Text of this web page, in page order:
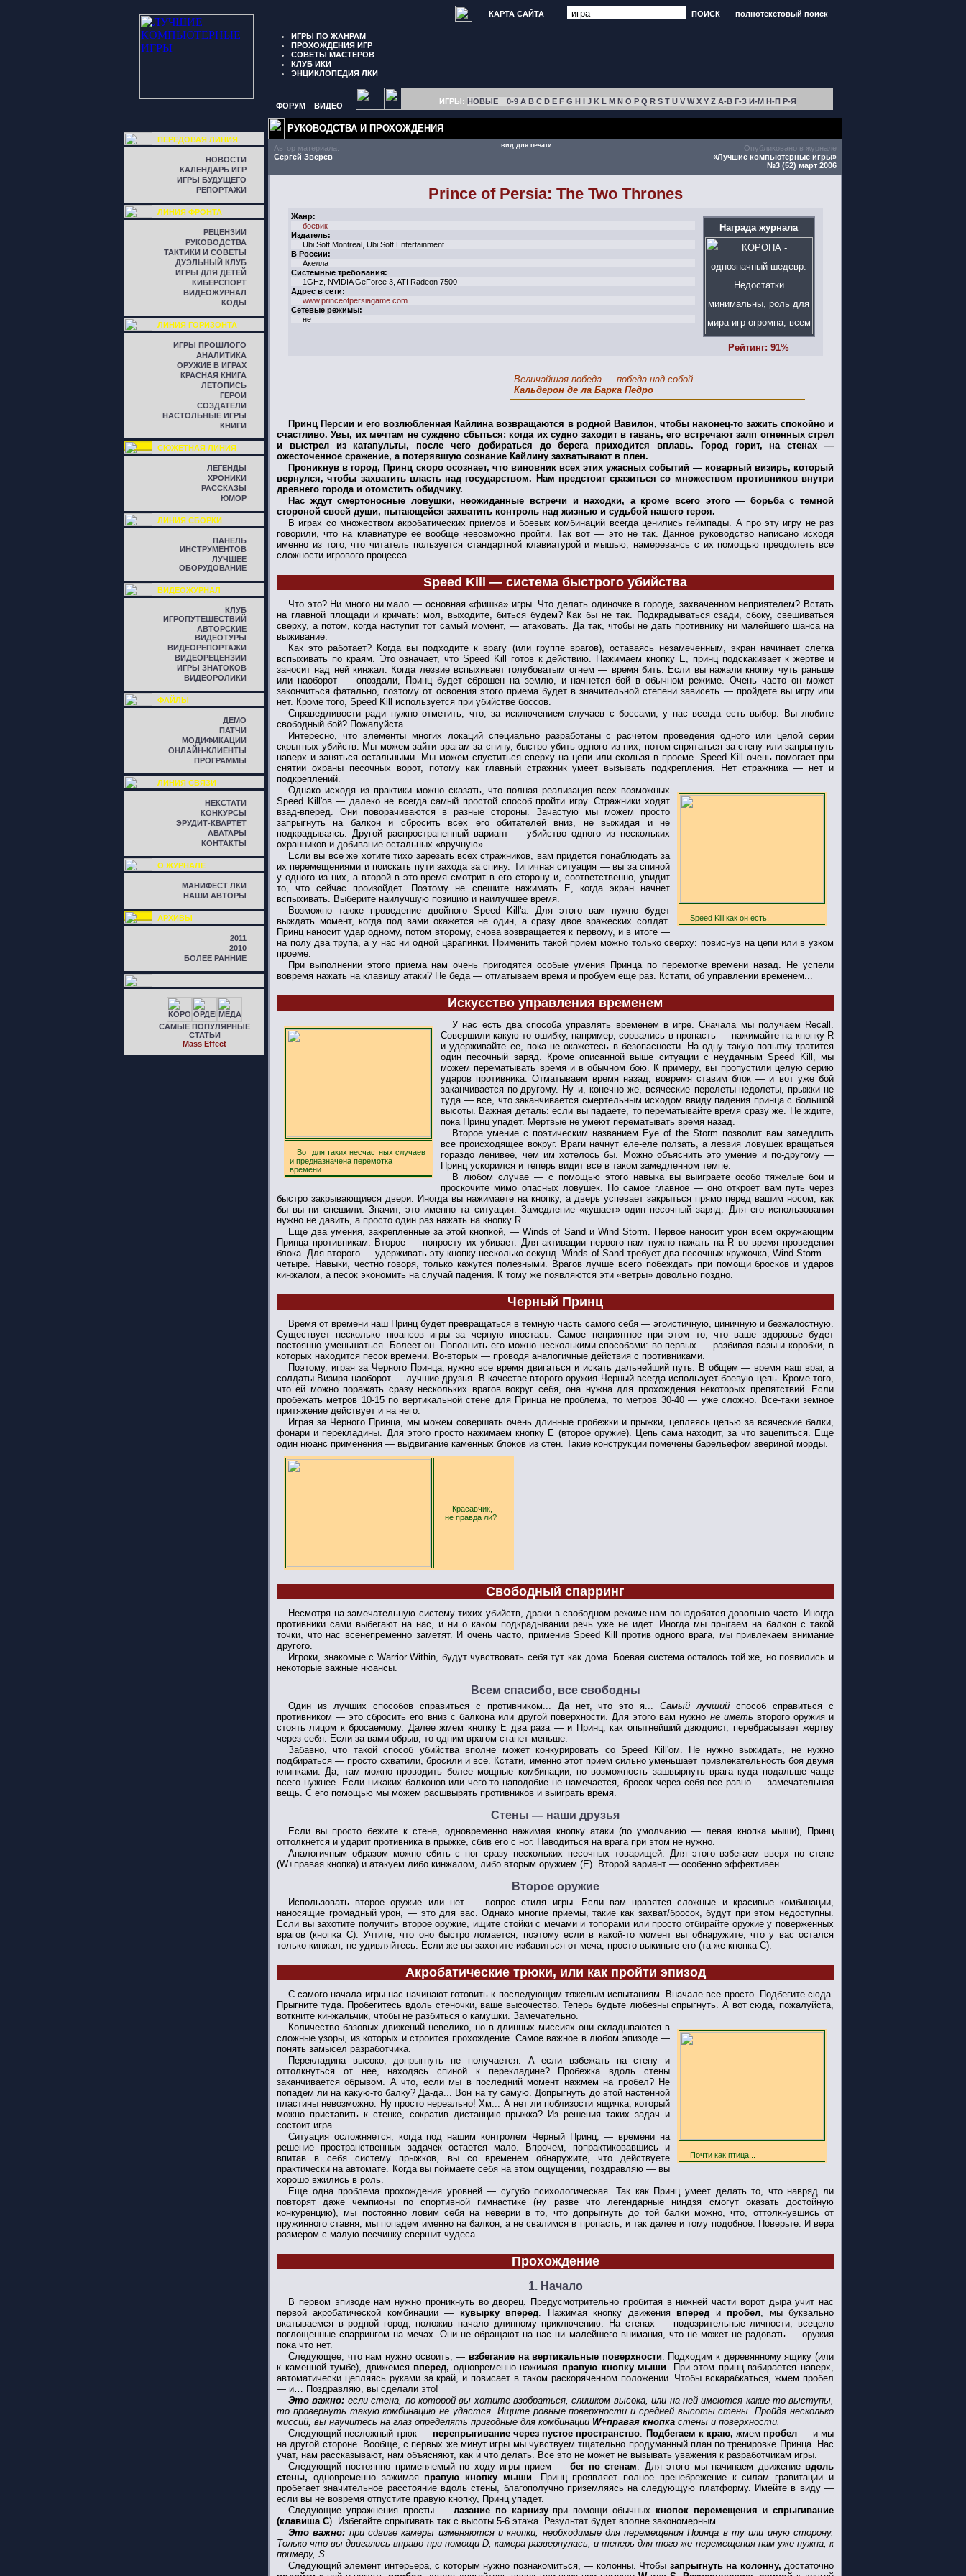
КАРТА САЙТА ПОИСК полнотекстовый поиск
ИГРЫ ПО ЖАНРАМ
ПРОХОЖДЕНИЯ ИГР
СОВЕТЫ МАСТЕРОВ
КЛУБ ИКИ
ЭНЦИКЛОПЕДИЯ ЛКИ
ФОРУМ ВИДЕО ИГРЫ: НОВЫЕ 0-9 A B C D E F G H I J K L M N O P Q R S T U V W X Y Z А-В Г-З И-М Н-П Р-Я
ПЕРЕДОВАЯ ЛИНИЯ
НОВОСТИ
КАЛЕНДАРЬ ИГР
ИГРЫ БУДУЩЕГО
РЕПОРТАЖИ
ЛИНИЯ ФРОНТА
РЕЦЕНЗИИ
РУКОВОДСТВА
ТАКТИКИ И СОВЕТЫ
ДУЭЛЬНЫЙ КЛУБ
ИГРЫ ДЛЯ ДЕТЕЙ
КИБЕРСПОРТ
ВИДЕОЖУРНАЛ
КОДЫ
ЛИНИЯ ГОРИЗОНТА
ИГРЫ ПРОШЛОГО
АНАЛИТИКА
ОРУЖИЕ В ИГРАХ
КРАСНАЯ КНИГА
ЛЕТОПИСЬ
ГЕРОИ
СОЗДАТЕЛИ
НАСТОЛЬНЫЕ ИГРЫ
КНИГИ
СЮЖЕТНАЯ ЛИНИЯ
ЛЕГЕНДЫ
ХРОНИКИ
РАССКАЗЫ
ЮМОР
ЛИНИЯ СБОРКИ
ПАНЕЛЬ
ИНСТРУМЕНТОВ
ЛУЧШЕЕ
ОБОРУДОВАНИЕ
ВИДЕОЖУРНАЛ
КЛУБ
ИГРОПУТЕШЕСТВИЙ
АВТОРСКИЕ
ВИДЕОТУРЫ
ВИДЕОРЕПОРТАЖИ
ВИДЕОРЕЦЕНЗИИ
ИГРЫ ЗНАТОКОВ
ВИДЕОРОЛИКИ
ФАЙЛЫ
ДЕМО
ПАТЧИ
МОДИФИКАЦИИ
ОНЛАЙН-КЛИЕНТЫ
ПРОГРАММЫ
ЛИНИЯ СВЯЗИ
НЕКСТАТИ
КОНКУРСЫ
ЭРУДИТ-КВАРТЕТ
АВАТАРЫ
КОНТАКТЫ
О ЖУРНАЛЕ
МАНИФЕСТ ЛКИ
НАШИ АВТОРЫ
АРХИВЫ
2011
2010
БОЛЕЕ РАННИЕ
САМЫЕ ПОПУЛЯРНЫЕ
СТАТЬИ
Mass Effect
РУКОВОДСТВА И ПРОХОЖДЕНИЯ
Автор материала:
Сергей Зверев
Опубликовано в журнале
«Лучшие компьютерные игры»
№3 (52) март 2006
вид для печати
Prince of Persia: The Two Thrones
Жанр:
боевик
Издатель:
Ubi Soft Montreal, Ubi Soft Entertainment
В России:
Акелла
Системные требования:
1GHz, NVIDIA GeForce 3, ATI Radeon 7500
Адрес в сети:
www.princeofpersiagame.com
Сетевые режимы:
нет
Награда журнала
Рейтинг: 91%
Величайшая победа — победа над собой.
Кальдерон де ла Барка Педро
Принц Персии и его возлюбленная Кайлина возвращаются в родной Вавилон, чтобы наконец-то зажить спокойно и
счастливо. Увы, их мечтам не суждено сбыться: когда их судно заходит в гавань, его встречают залп огненных стрел
и выстрел из катапульты, после чего добираться до берега приходится вплавь. Город горит, на стенах —
ожесточенное сражение, а потерявшую сознание Кайлину захватывают в плен.
Проникнув в город, Принц скоро осознает, что виновник всех этих ужасных событий — коварный визирь, который
вернулся, чтобы захватить власть над государством. Нам предстоит сразиться со множеством противников внутри
древнего города и отомстить обидчику.
Нас ждут смертоносные ловушки, неожиданные встречи и находки, а кроме всего этого — борьба с темной
стороной своей души, пытающейся захватить контроль над жизнью и судьбой нашего героя.
В играх со множеством акробатических приемов и боевых комбинаций всегда ценились геймпады. А про эту игру не раз
говорили, что на клавиатуре ее вообще невозможно пройти. Так вот — это не так. Данное руководство написано исходя
именно из того, что читатель пользуется стандартной клавиатурой и мышью, намереваясь с их помощью преодолеть все
сложности игрового процесса.
Speed Kill — система быстрого убийства
Что это? Ни много ни мало — основная «фишка» игры. Что делать одиночке в городе, захваченном неприятелем? Встать
на главной площади и кричать: мол, выходите, биться будем? Как бы не так. Подкрадываться сзади, сбоку, свешиваться
сверху, а потом, когда наступит тот самый момент, — атаковать. Да так, чтобы не дать противнику ни малейшего шанса на
выживание.
Как это работает? Когда вы подходите к врагу (или группе врагов), оставаясь незамеченным, экран начинает слегка
вспыхивать по краям. Это означает, что Speed Kill готов к действию. Нажимаем кнопку E, принц подскакивает к жертве и
заносит над ней кинжал. Когда лезвие вспыхивает голубоватым огнем — время бить. Если вы нажали кнопку чуть раньше
или наоборот — опоздали, Принц будет сброшен на землю, и начнется бой в обычном режиме. Очень часто он может
закончиться фатально, поэтому от освоения этого приема будет в значительной степени зависеть — пройдете вы игру или
нет. Кроме того, Speed Kill используется при убийстве боссов.
Справедливости ради нужно отметить, что, за исключением случаев с боссами, у нас всегда есть выбор. Вы любите
свободный бой? Пожалуйста.
Интересно, что элементы многих локаций специально разработаны с расчетом проведения одного или целой серии
скрытных убийств. Мы можем зайти врагам за спину, быстро убить одного из них, потом спрятаться за стену или запрыгнуть
наверх и заняться остальными. Мы можем спуститься сверху на цепи или скользя в проеме. Speed Kill очень помогает при
снятии охраны песочных ворот, потому как главный стражник умеет вызывать подкрепления. Нет стражника — нет и
подкреплений.
Speed Kill как он есть.
Однако исходя из практики можно сказать, что полная реализация всех возможных
Speed Kill'ов — далеко не всегда самый простой способ пройти игру. Стражники ходят
взад-вперед. Они поворачиваются в разные стороны. Зачастую мы можем просто
запрыгнуть на балкон и сбросить всех его обитателей вниз, не выжидая и не
подкрадываясь. Другой распространенный вариант — убийство одного из нескольких
охранников и добивание остальных «вручную».
Если вы все же хотите тихо зарезать всех стражников, вам придется понаблюдать за
их перемещениями и поискать пути захода за спину. Типичная ситуация — вы за спиной
у одного из них, а второй в это время смотрит в его сторону и, соответственно, увидит
то, что сейчас произойдет. Поэтому не спешите нажимать E, когда экран начнет
вспыхивать. Выберите наилучшую позицию и наилучшее время.
Возможно также проведение двойного Speed Kill'a. Для этого вам нужно будет
выждать момент, когда под вами окажется не один, а сразу двое вражеских солдат.
Принц наносит удар одному, потом второму, снова возвращается к первому, и в итоге —
на полу два трупа, а у нас ни одной царапинки. Применить такой прием можно только сверху: повиснув на цепи или в узком
проеме.
При выполнении этого приема нам очень пригодятся особые умения Принца по перемотке времени назад. Не успели
вовремя нажать на клавишу атаки? Не беда — отматываем время и пробуем еще раз. Кстати, об управлении временем...
Искусство управления временем
Вот для таких несчастных случаев
и предназначена перемотка
времени.
У нас есть два способа управлять временем в игре. Сначала мы получаем Recall.
Совершили какую-то ошибку, например, сорвались в пропасть — нажимайте на кнопку R
и удерживайте ее, пока не окажетесь в безопасности. На одну такую попытку тратится
один песочный заряд. Кроме описанной выше ситуации с неудачным Speed Kill, мы
можем перематывать время и в обычном бою. К примеру, вы пропустили целую серию
ударов противника. Отматываем время назад, вовремя ставим блок — и вот уже бой
заканчивается по-другому. Ну и, конечно же, всяческие перелеты-недолеты, прыжки не
туда — все, что заканчивается смертельным исходом ввиду падения принца с большой
высоты. Важная деталь: если вы падаете, то перематывайте время сразу же. Не ждите,
пока Принц упадет. Мертвые не умеют перематывать время назад.
Второе умение с поэтическим названием Eye of the Storm позволит вам замедлить
все происходящее вокруг. Враги начнут еле-еле ползать, а лезвия ловушек вращаться
гораздо ленивее, чем им хотелось бы. Можно объяснить это умение и по-другому —
Принц ускорился и теперь видит все в таком замедленном темпе.
В любом случае — с помощью этого навыка вы выиграете особо тяжелые бои и
проскочите мимо опасных ловушек. Но самое главное — оно откроет вам путь через
быстро закрывающиеся двери. Иногда вы нажимаете на кнопку, а дверь успевает закрыться прямо перед вашим носом, как
бы вы ни спешили. Значит, это именно та ситуация. Замедление «кушает» один песочный заряд. Для его использования
нужно не давить, а просто один раз нажать на кнопку R.
Еще два умения, закрепленные за этой кнопкой, — Winds of Sand и Wind Storm. Первое наносит урон всем окружающим
Принца противникам. Второе — попросту их убивает. Для активации первого нам нужно нажать на R во время проведения
блока. Для второго — удерживать эту кнопку несколько секунд. Winds of Sand требует два песочных кружочка, Wind Storm —
четыре. Навыки, честно говоря, только кажутся полезными. Врагов лучше всего побеждать при помощи бросков и ударов
кинжалом, а песок экономить на случай падения. К тому же появляются эти «ветры» довольно поздно.
Черный Принц
Время от времени наш Принц будет превращаться в темную часть самого себя — эгоистичную, циничную и безжалостную.
Существует несколько нюансов игры за черную ипостась. Самое неприятное при этом то, что ваше здоровье будет
постоянно уменьшаться. Болеет он. Пополнить его можно несколькими способами: во-первых — разбивая вазы и коробки, в
которых находится песок времени. Во-вторых — проводя аналогичные действия с противниками.
Поэтому, играя за Черного Принца, нужно все время двигаться и искать дальнейший путь. В общем — время наш враг, а
солдаты Визиря наоборот — лучшие друзья. В качестве второго оружия Черный всегда использует боевую цепь. Кроме того,
что ей можно поражать сразу нескольких врагов вокруг себя, она нужна для прохождения некоторых препятствий. Если
пробежать метров 10-15 по вертикальной стене для Принца не проблема, то метров 30-40 — уже сложно. Все-таки земное
притяжение действует и на него.
Играя за Черного Принца, мы можем совершать очень длинные пробежки и прыжки, цепляясь цепью за всяческие балки,
фонари и перекладины. Для этого просто нажимаем кнопку E (второе оружие). Цепь сама находит, за что зацепиться. Еще
один нюанс применения — выдвигание каменных блоков из стен. Такие конструкции помечены барельефом звериной морды.
Красавчик,
не правда ли?
Свободный спарринг
Несмотря на замечательную систему тихих убийств, драки в свободном режиме нам понадобятся довольно часто. Иногда
противники сами выбегают на нас, и ни о каком подкрадывании речь уже не идет. Иногда мы прыгаем на балкон с такой
точки, что нас всенепременно заметят. И очень часто, применив Speed Kill против одного врага, мы привлекаем внимание
другого.
Игроки, знакомые с Warrior Within, будут чувствовать себя тут как дома. Боевая система осталось той же, но появились и
некоторые важные нюансы.
Всем спасибо, все свободны
Один из лучших способов справиться с противником... Да нет, что это я...Самый лучший способ справиться с
противником — это сбросить его вниз с балкона или другой поверхности. Для этого вам нужно не иметь второго оружия и
стоять лицом к бросаемому. Далее жмем кнопку E два раза — и Принц, как опытнейший дзюдоист, перебрасывает жертву
через себя. Если за вами обрыв, то одним врагом станет меньше.
Забавно, что такой способ убийства вполне может конкурировать со Speed Kill'ом. Не нужно выжидать, не нужно
подбираться — просто схватили, бросили и все. Кстати, именно этот прием сильно уменьшает привлекательность боя двумя
клинками. Да, там можно проводить более мощные комбинации, но возможность зашвырнуть врага куда подальше чаще
всего нужнее. Если никаких балконов или чего-то наподобие не намечается, бросок через себя все равно — замечательная
вещь. С его помощью мы можем расшвырять противников и выиграть время.
Стены — наши друзья
Если вы просто бежите к стене, одновременно нажимая кнопку атаки (по умолчанию — левая кнопка мыши), Принц
оттолкнется и ударит противника в прыжке, сбив его с ног. Наводиться на врага при этом не нужно.
Аналогичным образом можно сбить с ног сразу нескольких песочных товарищей. Для этого взбегаем вверх по стене
(W+правая кнопка) и атакуем либо кинжалом, либо вторым оружием (E). Второй вариант — особенно эффективен.
Второе оружие
Использовать второе оружие или нет — вопрос стиля игры. Если вам нравятся сложные и красивые комбинации,
наносящие громадный урон, — это для вас. Однако многие приемы, такие как захват/бросок, будут при этом недоступны.
Если вы захотите получить второе оружие, ищите стойки с мечами и топорами или просто отбирайте оружие у поверженных
врагов (кнопка С). Учтите, что оно быстро ломается, поэтому если в какой-то момент вы обнаружите, что у вас остался
только кинжал, не удивляйтесь. Если же вы захотите избавиться от меча, просто выкиньте его (та же кнопка С).
Акробатические трюки, или как пройти эпизод
С самого начала игры нас начинают готовить к последующим тяжелым испытаниям. Вначале все просто. Подбегите сюда.
Прыгните туда. Пробегитесь вдоль стеночки, ваше высочество. Теперь будьте любезны спрыгнуть. А вот сюда, пожалуйста,
воткните кинжальчик, чтобы не разбиться о камушки. Замечательно.
Почти как птица...
Количество базовых движений невелико, но в длинных миссиях они складываются в
сложные узоры, из которых и строится прохождение. Самое важное в любом эпизоде —
понять замысел разработчика.
Перекладина высоко, допрыгнуть не получается. А если взбежать на стену и
оттолкнуться от нее, находясь спиной к перекладине? Пробежка вдоль стены
заканчивается обрывом. А что, если мы в последний момент нажмем на пробел? Не
попадем ли на какую-то балку? Да-да... Вон на ту самую. Допрыгнуть до этой настенной
пластины невозможно. Ну просто нереально! Хм... А нет ли поблизости ящичка, который
можно приставить к стенке, сократив дистанцию прыжка? Из решения таких задач и
состоит игра.
Ситуация осложняется, когда под нашим контролем Черный Принц, — времени на
решение пространственных задачек остается мало. Впрочем, попрактиковавшись и
впитав в себя систему прыжков, вы со временем обнаружите, что действуете
практически на автомате. Когда вы поймаете себя на этом ощущении, поздравляю — вы
хорошо вжились в роль.
Еще одна проблема прохождения уровней — сугубо психологическая. Так как Принц умеет делать то, что навряд ли
повторят даже чемпионы по спортивной гимнастике (ну разве что легендарные ниндзя смогут оказать достойную
конкуренцию), мы постоянно ловим себя на неверии в то, что допрыгнуть до той балки можно, что, оттолкнувшись от
пружинного ставня, мы попадем именно на балкон, а не свалимся в пропасть, и так далее и тому подобное. Поверьте. И вера
размером с малую песчинку свершит чудеса.
Прохождение
1. Начало
В первом эпизоде нам нужно проникнуть во дворец. Предусмотрительно пробитая в нижней части ворот дыра учит нас
первой акробатической комбинации — кувырку вперед. Нажимая кнопку движения вперед и пробел, мы буквально
вкатываемся в родной город, положив начало длинному приключению. На стенах — подозрительные личности, всецело
поглощенные спаррингом на мечах. Они не обращают на нас ни малейшего внимания, что не может не радовать — оружия
пока что нет.
Следующее, что нам нужно освоить, — взбегание на вертикальные поверхности. Подходим к деревянному ящику (или
к каменной тумбе), движемся вперед, одновременно нажимая правую кнопку мыши. При этом принц взбирается наверх,
автоматически цепляясь руками за край, и повисает в таком раскоряченном положении. Чтобы вскарабкаться, жмем пробел
— и… Поздравляю, вы сделали это!
Это важно: если стена, по которой вы хотите взобраться, слишком высока, или на ней имеются какие-то выступы,
то провернуть такую комбинацию не удастся. Ищите ровные поверхности и средней высоты стены. Пройдя несколько
миссий, вы научитесь на глаз определять пригодные для комбинации W+правая кнопка стены и поверхности.
Следующий несложный трюк — перепрыгивание через пустое пространство. Подбегаем к краю,жмем пробел — и мы
на другой стороне. Вообще, с первых же минут игры мы чувствуем тщательно продуманный план по тренировке Принца. Нас
учат, нам рассказывают, нам объясняют, как и что делать. Все это не может не вызывать уважения к разработчикам игры.
Следующий постоянно применяемый по ходу игры прием — бег по стенам. Для этого мы начинаем движениевдоль
стены, одновременно зажимаяправую кнопку мыши. Принц проявляет полное пренебрежение к силам гравитации и
пробегает значительное расстояние вдоль стены, благополучно приземляясь на следующую платформу. Имейте в виду —
если вы не вовремя отпустите правую кнопку, Принц упадет.
Следующие упражнения просты — лазание по карнизу при помощи обычных кнопок перемещения испрыгивание
(клавиша С). Избегайте спрыгивать так с высоты 5-6 этажа. Результат будет вполне закономерным.
Это важно: при сдвиге камеры изменяются и кнопки, необходимые для перемещения Принца в ту или иную сторону.
Только что вы двигались вправо при помощи D, камера развернулась, и теперь для того же перемещения нам уже нужна, к
примеру, S.
Следующий элемент интерьера, с которым нужно познакомиться, — колонны. Чтобы запрыгнуть на колонну, достаточно